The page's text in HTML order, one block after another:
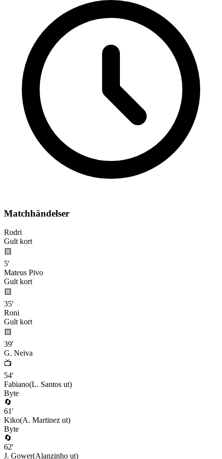
Matchhändelser
Rodri
Gult kort
🟨
5'
Mateus Pivo
Gult kort
🟨
35'
Roni
Gult kort
🟨
39'
G. Neiva
📺
54'
Fabiano(L. Santos ut)
Byte
🔄
61'
Kiko(A. Martinez ut)
Byte
🔄
62'
J. Gower(Alanzinho ut)